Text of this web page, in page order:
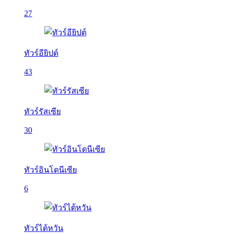
27
ทัวร์อียิปต์
43
ทัวร์รัสเซีย
30
ทัวร์อินโดนีเซีย
6
ทัวร์ไต้หวัน